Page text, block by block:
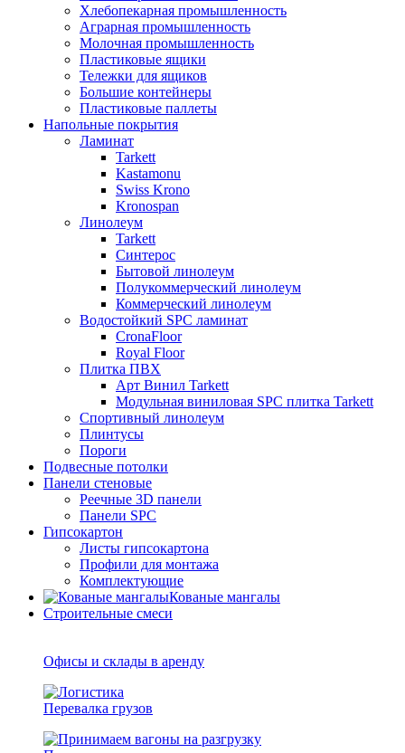
Хлебопекарная промышленность
Аграрная промышленность
Молочная промышленность
Пластиковые ящики
Тележки для ящиков
Большие контейнеры
Пластиковые паллеты
Напольные покрытия
Ламинат
Tarkett
Kastamonu
Swiss Krono
Kronospan
Линолеум
Tarkett
Синтерос
Бытовой линолеум
Полукоммерческий линолеум
Коммерческий линолеум
Водостойкий SPC ламинат
CronaFloor
Royal Floor
Плитка ПВХ
Арт Винил Tarkett
Модульная виниловая SPC плитка Tarkett
Спортивный линолеум
Плинтусы
Пороги
Подвесные потолки
Панели стеновые
Реечные 3D панели
Панели SPC
Гипсокартон
Листы гипсокартона
Профили для монтажа
Комплектующие
Кованые мангалы
Строительные смеси
Офисы и склады в аренду
Перевалка грузов